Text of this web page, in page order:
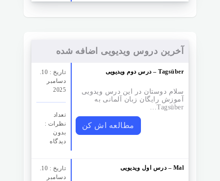
آخرین دروس ویدیویی اضافه شده
تاریخ : 10.
دسامبر
2025
تعداد
نظرات‌ :
بدون
دیدگاه
درس دوم ویدیویی – Tagsüber
سلام دوستان در این درس ویدویی
آموزش رایگان زبان آلمانی به
Tagsüber…
مطالعه اش کن
تاریخ : 10.
دسامبر
درس اول ویدیویی – Mal